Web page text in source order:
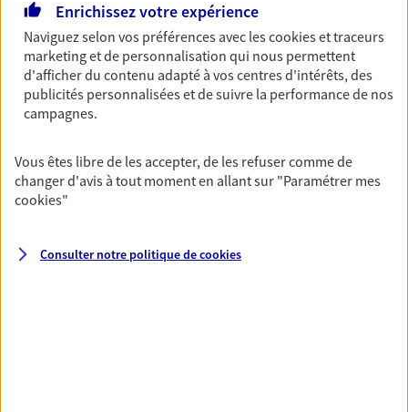
Multirisque Entreprise
Gagnez en simplicité et en sérénité avec votre
assurance multirisque entreprise. Un contrat
unique pour protéger vos locaux, matériels pro,
équipements et stocks… sans oublier votre
Découvrir l'offre Multirisque Entreprise
Enrichissez votre expérience
Naviguez selon vos préférences avec lescookies et traceurs
marketing et de personnalisation qui nous permettent
d'afficher du contenu adapté à vos centres d'intérêts, des
publicités personnalisées et de suivre la performance de nos
campagnes.
Vous êtes libre de les accepter, de les refuser comme de
changer d'avis à tout moment en allant sur "Paramétrer mes
cookies"
Consulter notre politique decookies